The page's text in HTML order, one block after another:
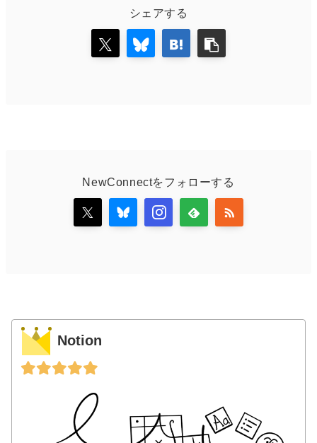
シェアする
NewConnectをフォローする
Notion